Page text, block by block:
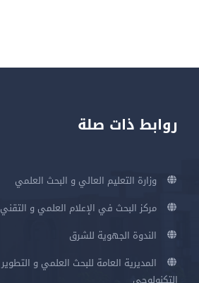
روابط ذات صلة
وزارة التعليم العالي و البحث العلمي
مركز البحث في الإعلام العلمي و التقني
الندوة الجهوية للشرق
المديرية العامة للبحث العلمي و التطوير